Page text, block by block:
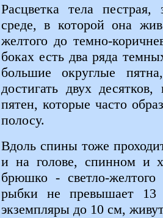
Расцветка тела
среде, в которой она
желтого до темно-
боках есть два ряда
большие округлые
достигать двух
пятен, которые часто
полосу.
Вдоль спины тоже
и на голове, спинном и
брюшко - светло-
рыбки не превышает 13
экземпляры до 10 см,